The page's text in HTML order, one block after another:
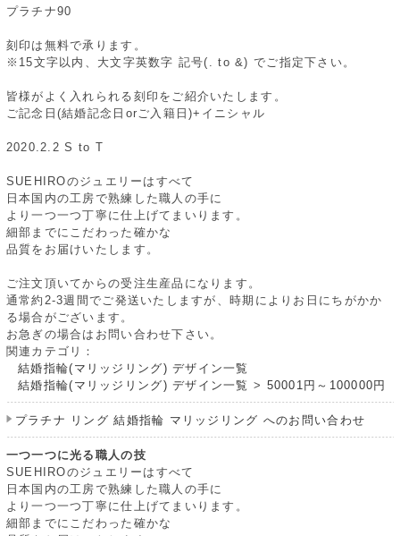
プラチナ90
刻印は無料で承ります。
※15文字以内、大文字英数字 記号(. to &) でご指定下さい。
皆様がよく入れられる刻印をご紹介いたします。
ご記念日(結婚記念日orご入籍日)+イニシャル
2020.2.2 S to T
SUEHIROのジュエリーはすべて
日本国内の工房で熟練した職人の手に
より一つ一つ丁寧に仕上げてまいります。
細部までにこだわった確かな
品質をお届けいたします。
ご注文頂いてからの受注生産品になります。
通常約2-3週間でご発送いたしますが、時期によりお日にちがかか
る場合がございます。
お急ぎの場合はお問い合わせ下さい。
関連カテゴリ：
結婚指輪(マリッジリング) デザイン一覧
結婚指輪(マリッジリング) デザイン一覧 > 50001円～100000円
プラチナ リング 結婚指輪 マリッジリング へのお問い合わせ
一つ一つに光る職人の技
SUEHIROのジュエリーはすべて
日本国内の工房で熟練した職人の手に
より一つ一つ丁寧に仕上げてまいります。
細部までにこだわった確かな